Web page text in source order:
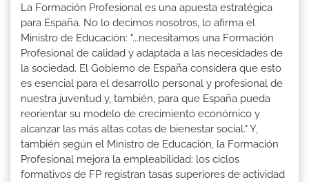
La Formación Profesional es una apuesta estratégica
para España. No lo decimos nosotros, lo afirma el
Ministro de Educación: "...necesitamos una Formación
Profesional de calidad y adaptada a las necesidades de
la sociedad. El Gobierno de España considera que esto
es esencial para el desarrollo personal y profesional de
nuestra juventud y, también, para que España pueda
reorientar su modelo de crecimiento económico y
alcanzar las más altas cotas de bienestar social." Y,
también según el Ministro de Educación, la Formación
Profesional mejora la empleabilidad: los ciclos
formativos de FP registran tasas superiores de actividad